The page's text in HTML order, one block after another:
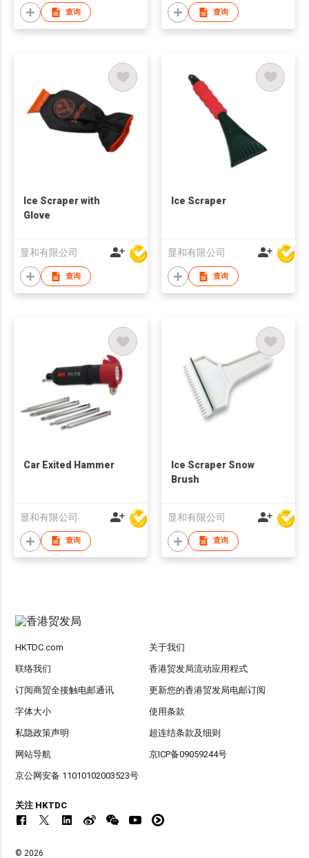
查询 查询
Ice Scraper with
Glove
显和有限公司
查询
Ice Scraper
显和有限公司
查询
Car Exited Hammer
显和有限公司
查询
Ice Scraper Snow
Brush
显和有限公司
查询
HKTDC.com 关于我们
联络我们 香港贸发局流动应用程式
订阅商贸全接触电邮通讯 更新您的香港贸发局电邮订阅
字体大小 使用条款
私隐政策声明 超连结条款及细则
网站导航 京ICP备09059244号
京公网安备 11010102003523号
关注 HKTDC
© 2026